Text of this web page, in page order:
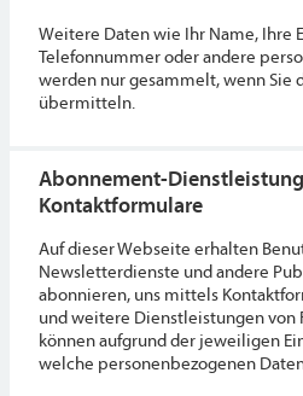
Weitere Daten wie Ihr Name, Ihre
Telefonnummer oder andere
werden nur gesammelt, wenn Sie
übermitteln.
Abonnement-
Kontaktformulare
Auf dieser Webseite erhalten
Newsletterdienste und andere
abonnieren, uns mittels
und weitere Dienstleistungen von
können aufgrund der jeweiligen
welche personenbezogenen